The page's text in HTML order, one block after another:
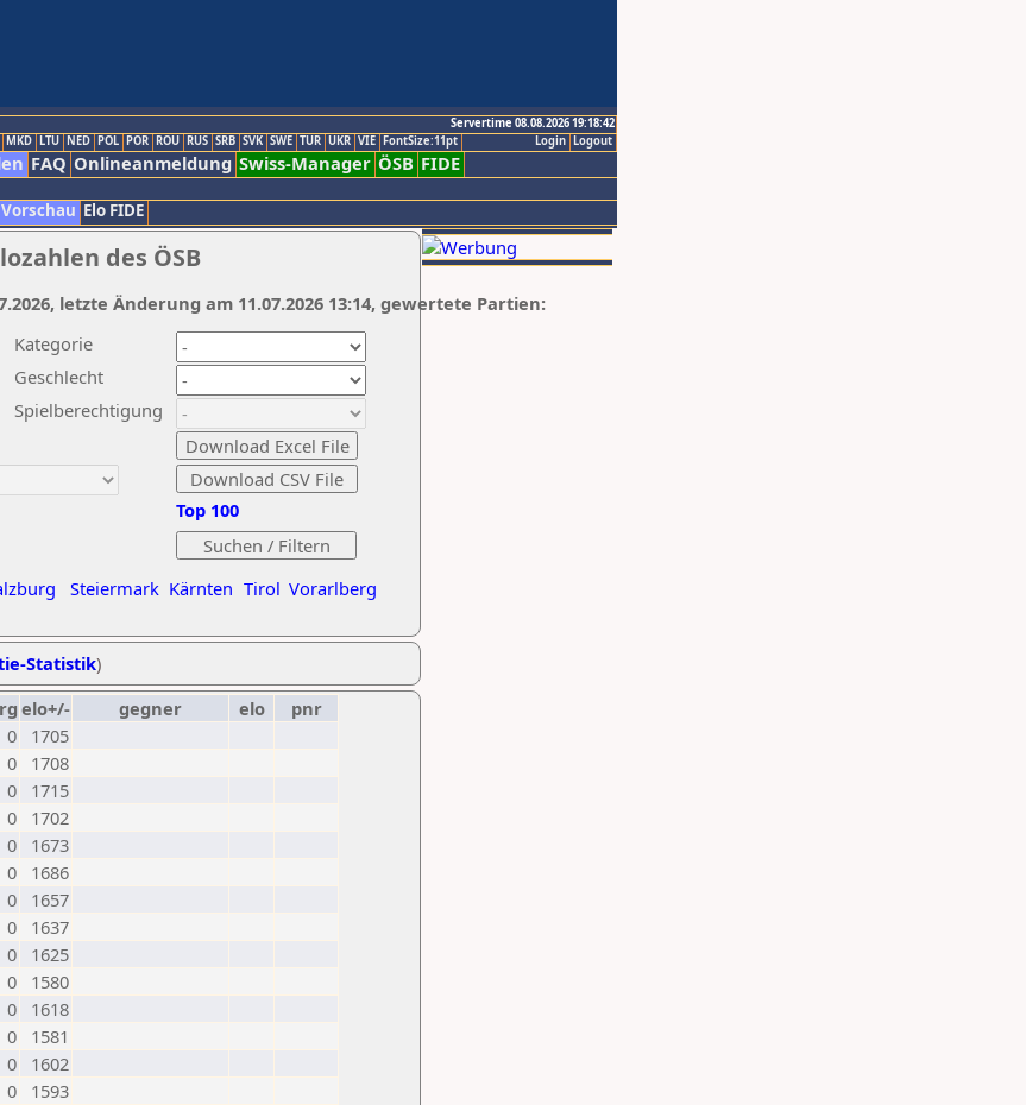
Servertime 08.08.2026 19:18:42
Logout
Login
MKD LTU NED POL POR ROU RUS SRB SVK SWE TUR UKR VIE FontSize:11pt
FAQ Onlineanmeldung Swiss-Manager ÖSB FIDE
Vorschau Elo FIDE
des ÖSB
Kategorie
Geschlecht
Spielberechtigung
Steiermark Kärnten Tirol Vorarlberg
Top 100
letzte Änderung am 11.07.2026 13:14, gewertete Partien:
Statistik)
elo+/- gegner elo
pnr
0
1705
0
1708
0
1715
0
1702
0
1673
0
1686
0
1657
0
1637
0
1625
0
1580
0
1618
0
1581
0
1602
0
1593